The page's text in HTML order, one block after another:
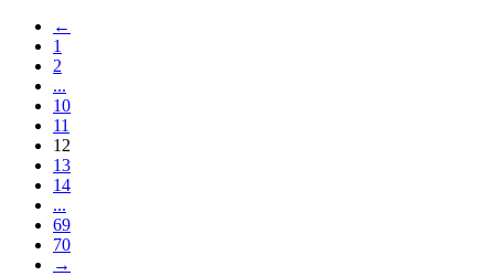
←
1
2
...
10
11
12
13
14
...
69
70
→